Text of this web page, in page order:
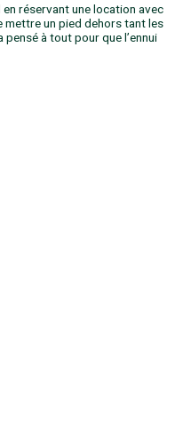
réservant une location avec
mettre un pied dehors tant les
à tout pour que l’ennui